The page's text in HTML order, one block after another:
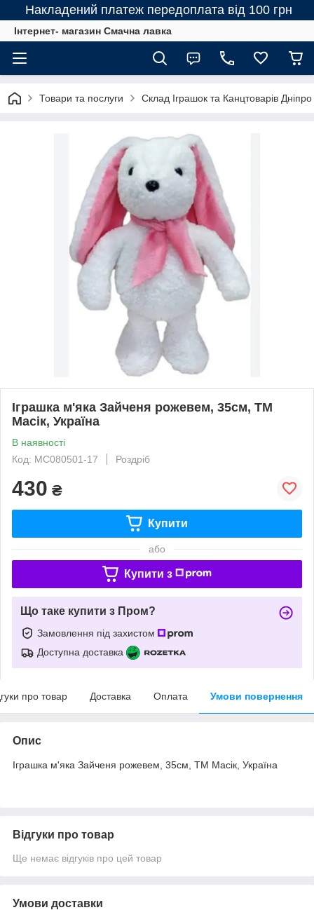
Накладений платеж передоплата від 100 грн
Інтернет- магазин Смачна лавка
Товари та послуги Склад Іграшок та Канцтоварів Дніпро
Іграшка м'яка Зайченя рожевем, 35см, ТМ
Масік, Україна
В наявності
Код: MC080501-17
Роздріб
430 ₴
Купити
або
Купити з
Що таке купити з Пром?
Замовлення під захистом
Доступна доставка
про товар Доставка Оплата Умови повернення
Опис
Іграшка м'яка Зайченя рожевем, 35см, ТМ Масік, Україна
Відгуки про товар
Ще немає відгуків про цей товар
Умови доставки